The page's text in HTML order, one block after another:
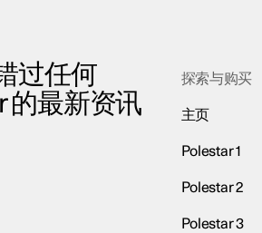
过任何
的最新资讯
探索与购买
主页
Polestar 1
Polestar 2
Polestar 3